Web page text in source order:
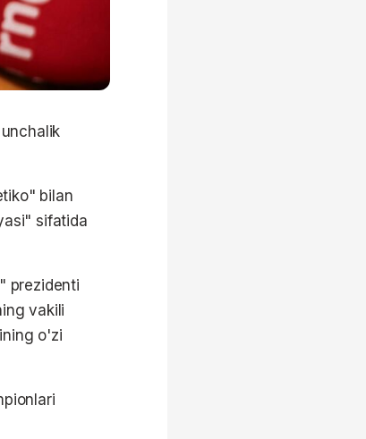
bilan
sifatida
prezidenti
vakili
o'zi